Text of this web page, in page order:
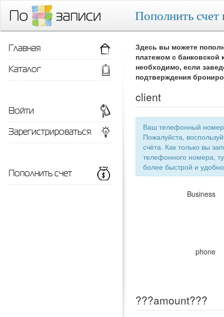
Пополнить счет
Здесь вы можете
платежом с
необходимо, если
подтверждения
client
Ваш телефонный номер
Пожалуйста,
счёта. Как только вы
телефонного номера,
более
Business
phone
???amount???
Главная
Каталог
Войти
Зарегистрироваться
Пополнить счет